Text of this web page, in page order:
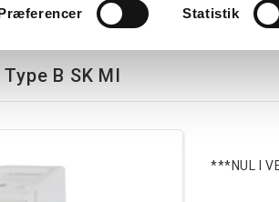
Statistik
B SK MI
***NUL I